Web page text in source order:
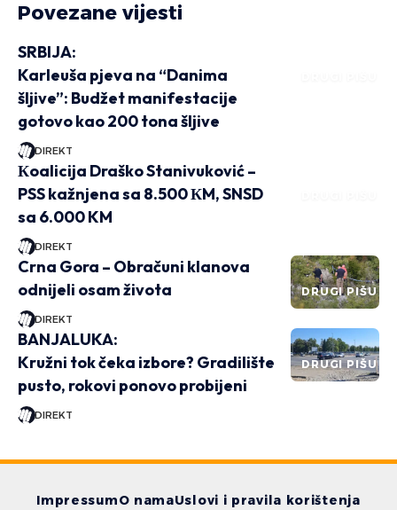
Povezane vijesti
SRBIJA:
Karleuša pjeva na “Danima
šljive”: Budžet manifestacije
gotovo kao 200 tona šljive
DIREKT
Кoalicija Draško Stanivuković –
PSS kažnjena sa 8.500 КM, SNSD
sa 6.000 KM
DIREKT
DRUGI PIŠU
Crna Gora – Obračuni klanova
odnijeli osam života
DIREKT
DRUGI PIŠU
BANJALUKA:
Kružni tok čeka izbore? Gradilište
pusto, rokovi ponovo probijeni
DIREKT
ImpressumO namaUslovi i pravila korištenja